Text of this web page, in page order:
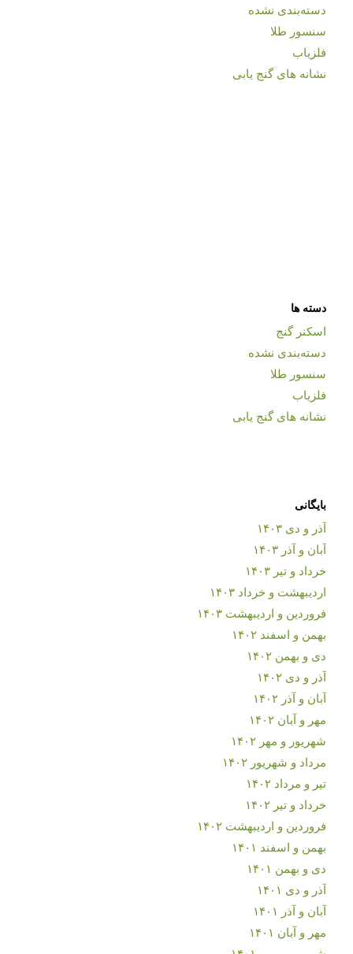
دسته‌بندی نشده
سنسور طلا
فلزیاب
نشانه های گنج یابی
دسته ها
اسکنر گنج
دسته‌بندی نشده
سنسور طلا
فلزیاب
نشانه های گنج یابی
بایگانی
آذر و دی ۱۴۰۳
آبان و آذر ۱۴۰۳
خرداد و تیر ۱۴۰۳
اردیبهشت و خرداد ۱۴۰۳
فروردین و اردیبهشت ۱۴۰۳
بهمن و اسفند ۱۴۰۲
دی و بهمن ۱۴۰۲
آذر و دی ۱۴۰۲
آبان و آذر ۱۴۰۲
مهر و آبان ۱۴۰۲
شهریور و مهر ۱۴۰۲
مرداد و شهریور ۱۴۰۲
تیر و مرداد ۱۴۰۲
خرداد و تیر ۱۴۰۲
فروردین و اردیبهشت ۱۴۰۲
بهمن و اسفند ۱۴۰۱
دی و بهمن ۱۴۰۱
آذر و دی ۱۴۰۱
آبان و آذر ۱۴۰۱
مهر و آبان ۱۴۰۱